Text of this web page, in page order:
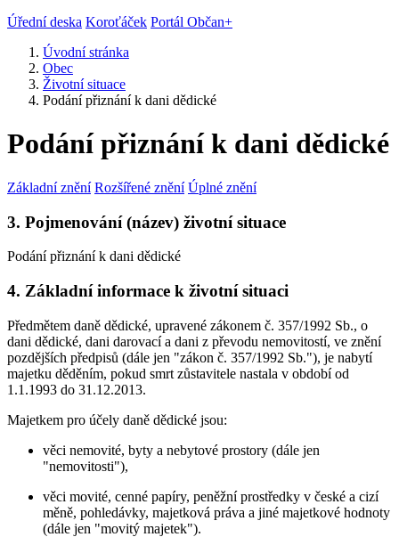
Úřední deska Koroťáček Portál Občan+
Úvodní stránka
Obec
Životní situace
Podání přiznání k dani dědické
Podání přiznání k dani dědické
Základní znění Rozšířené znění Úplné znění
3. Pojmenování (název) životní situace
Podání přiznání k dani dědické
4. Základní informace k životní situaci
Předmětem daně dědické, upravené zákonem č. 357/1992 Sb., o
dani dědické, dani darovací a dani z převodu nemovitostí, ve znění
pozdějších předpisů (dále jen "zákon č. 357/1992 Sb."), je nabytí
majetku děděním, pokud smrt zůstavitele nastala v období od
1.1.1993 do 31.12.2013.
Majetkem pro účely daně dědické jsou:
věci nemovité, byty a nebytové prostory (dále jen
"nemovitosti"),
věci movité, cenné papíry, peněžní prostředky v české a cizí
měně, pohledávky, majetková práva a jiné majetkové hodnoty
(dále jen "movitý majetek").